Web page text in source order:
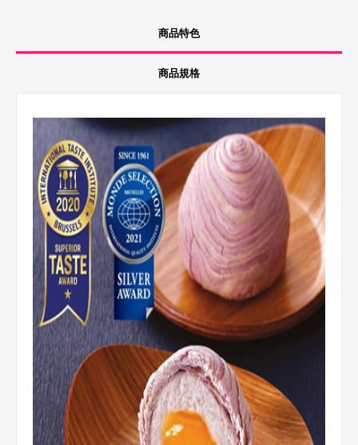
商品特色
商品規格